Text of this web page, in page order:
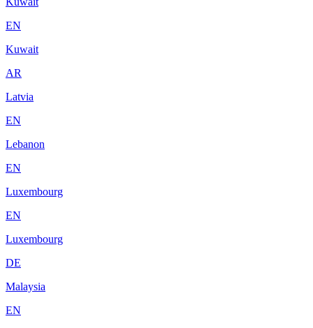
EN
Kuwait
AR
Latvia
EN
Lebanon
EN
Luxembourg
EN
Luxembourg
DE
Malaysia
EN